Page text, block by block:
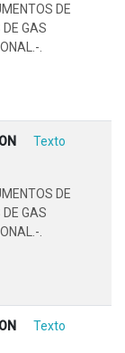
DE
GAS
.
Texto
DE
GAS
.
Texto